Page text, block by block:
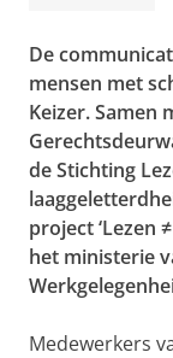
De
mensen met
Keizer. Samen
de Stichting
project ‘Lezen
het ministerie
Medewerkers